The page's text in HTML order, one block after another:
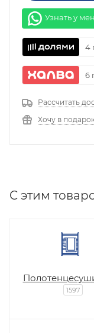
Узнать у
4
6
Рассчитать
Хочу в
C этим
1597